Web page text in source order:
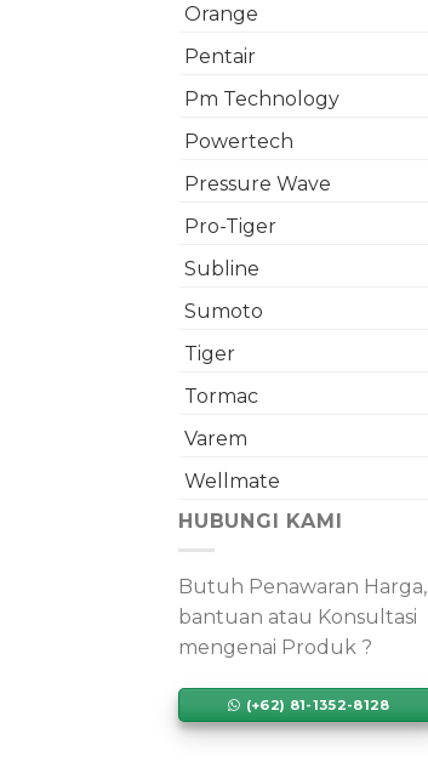
Orange
Pentair
Pm Technology
Powertech
Pressure Wave
Pro-Tiger
Subline
Sumoto
Tiger
Tormac
Varem
Wellmate
HUBUNGI KAMI
Butuh Penawaran Harga,
bantuan atau Konsultasi
mengenai Produk ?
(+62) 81-1352-8128